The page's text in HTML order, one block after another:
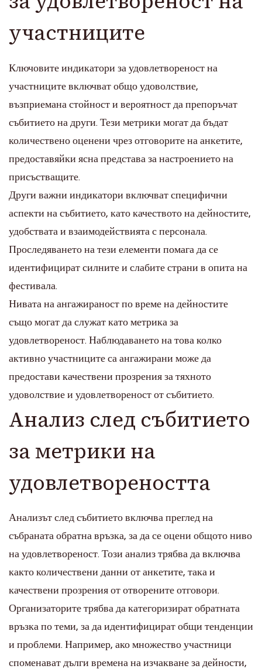
участниците
Ключовите индикатори за удовлетвореност на
участниците включват общо удоволствие,
възприемана стойност и вероятност да препоръчат
събитието на други. Тези метрики могат да бъдат
количествено оценени чрез отговорите на анкетите,
предоставяйки ясна представа за настроението на
присъстващите.
Други важни индикатори включват специфични
аспекти на събитието, като качеството на дейностите,
удобствата и взаимодействията с персонала.
Проследяването на тези елементи помага да се
идентифицират силните и слабите страни в опита на
фестивала.
Нивата на ангажираност по време на дейностите
също могат да служат като метрика за
удовлетвореност. Наблюдаването на това колко
активно участниците са ангажирани може да
предостави качествени прозрения за тяхното
удоволствие и удовлетвореност от събитието.
Анализ след събитието
за метрики на
удовлетвореността
Анализът след събитието включва преглед на
събраната обратна връзка, за да се оцени общото ниво
на удовлетвореност. Този анализ трябва да включва
както количествени данни от анкетите, така и
качествени прозрения от отворените отговори.
Организаторите трябва да категоризират обратната
връзка по теми, за да идентифицират общи тенденции
и проблеми. Например, ако множество участници
споменават дълги времена на изчакване за дейности,